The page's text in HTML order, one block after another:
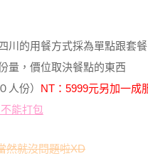
川的用餐方式採為單點跟套餐
量，價位取決餐點的東西
人份） NT：5999元另加一成
能打包
然就沒問題啦XD